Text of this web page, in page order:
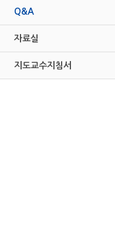
Q&A
자료실
지도교수지침서